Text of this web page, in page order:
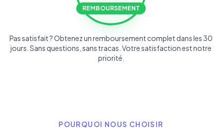
REMBOURSEMENT
Pas satisfait ? Obtenez un remboursement complet dans les 30
jours. Sans questions, sans tracas. Votre satisfaction est notre
priorité.
POURQUOI NOUS CHOISIR